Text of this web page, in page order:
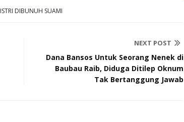
ISTRI DIBUNUH SUAMI
NEXT POST
Dana Bansos Untuk Seorang Nenek di
Baubau Raib, Diduga Ditilep Oknum
Tak Bertanggung Jawab